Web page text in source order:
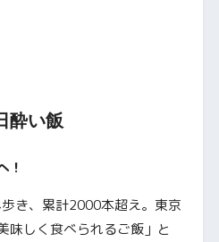
酔い飯
！
き、累計2000本超え。東京
味しく食べられるご飯」と